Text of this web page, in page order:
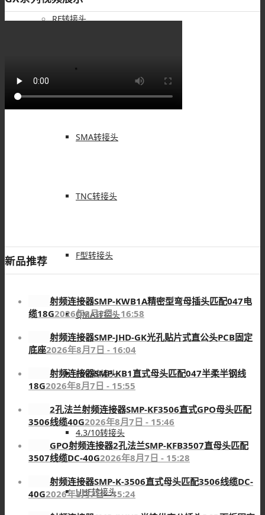
RF转接头
SMA转接头
TNC转接头
F型转接头
QMA转接头
FME转接头
4.3/10转接头
UHF转接头
新品推荐
射频连接器SMP-KWB1A精密型弯母插头匹配047电
缆18G2026年8月7日 - 16:58
射频连接器SMP-JHD-GK光孔贴片式直公头PCB固定
底座2026年8月7日 - 16:04
射频连接器SMP-KB1直式母头匹配047半柔半钢线
18G2026年8月7日 - 15:55
2孔法兰射频连接器SMP-KF3506直式GPO母头匹配
3506线缆40G2026年8月7日 - 15:46
GPO射频连接器2孔法兰SMP-KFB3507直母头匹配
3507线缆DC-40G2026年8月7日 - 15:28
射频连接器SMP-K-3506直式母头匹配3506线缆DC-
40G2026年8月7日 - 15:24